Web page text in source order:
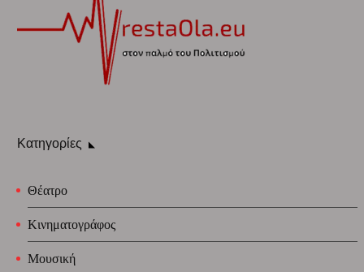
Κατηγορίες
Θέατρο
Κινηματογράφος
Μουσική